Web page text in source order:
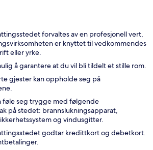
forvaltes av en profesjonell vert,
er knyttet til vedkommendes
eller yrke.
å garantere at du vil bli tildelt et stille rom.
gjester kan oppholde seg på
føle seg trygge med følgende
på stedet: brannslukningsapparat,
og vindusgitter.
godtar kredittkort og debetkort.